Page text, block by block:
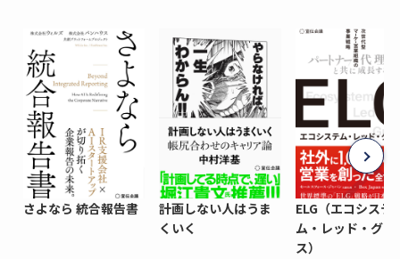
さよなら 統合報告書
計画しない人はうま
くいく
ELG（エコシステ
ム・レッド・グロ
ス）